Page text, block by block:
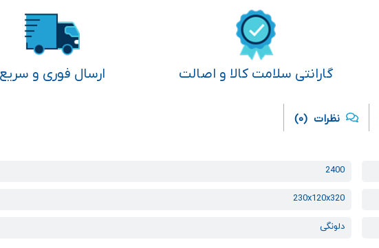
گارانتی سلامت کالا و اصالت ارسال فوری و سریع
نظرات (0)
2400
230x120x320
دلونگی